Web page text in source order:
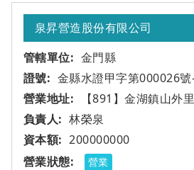
泉昇營造股份有限公司
金門縣
金縣水證甲字第000026
【891】金湖鎮山外
林榮泉
200000000
營業